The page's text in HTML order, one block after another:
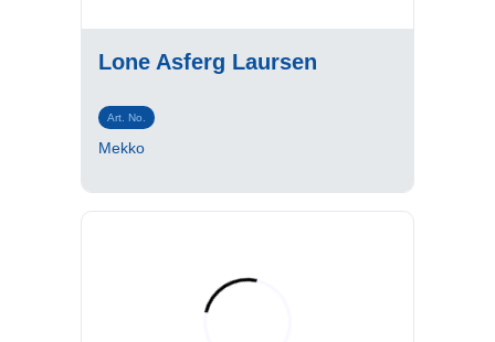
Lone Asferg Laursen
Art. No.
Mekko